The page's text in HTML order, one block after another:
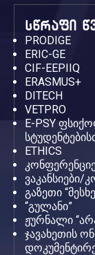
სწრაფი
PRODIGE
ERIC-GE
CIF-EEPIIQ
ERASMUS+
DITECH
VETPRO
E-PSY
ETHICS
ვაკანსიები/
გაზეთი
“გულანი”
ჟურნალი
ჯავახეთის